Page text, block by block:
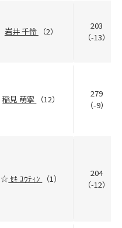
岩井 千怜 （2）
203
（-13）
稲見 萌寧 （12）
279
（-9）
☆ｾｷ ﾕｳﾃｨﾝ （1）
204
（-12）